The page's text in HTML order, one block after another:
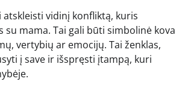
atskleisti vidinį konfliktą, kuris
su mama. Tai gali būti simbolinė kova
vertybių ar emocijų. Tai ženklas,
į save ir išspręsti įtampą, kuri